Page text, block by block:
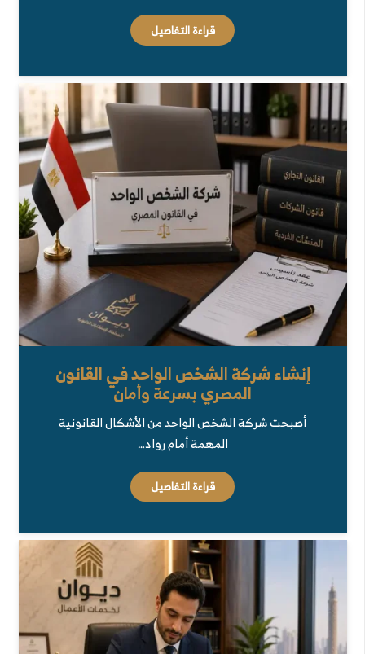
قراءة التفاصيل
إنشاء شركة الشخص الواحد في القانون
المصري بسرعة وأمان
أصبحت شركة الشخص الواحد من الأشكال القانونية
المهمة أمام رواد…
قراءة التفاصيل